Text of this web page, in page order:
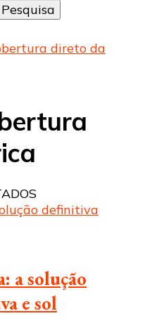
direto da
a solução
e sol